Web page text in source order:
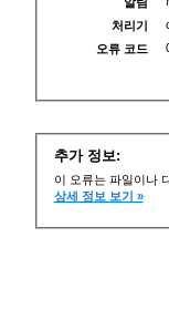
처리기
오류 코드
추가 정보:
이 오류는 파일이나
상세 정보 보기 »